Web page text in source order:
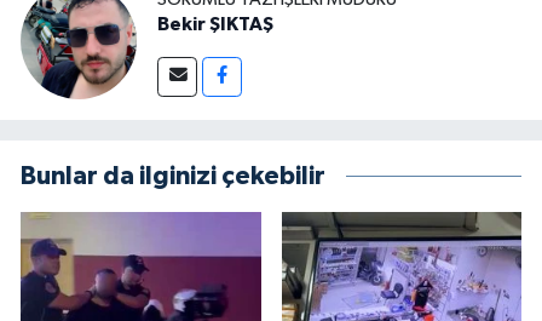
Bekir ŞIKTAŞ
Bunlar da ilginizi çekebilir